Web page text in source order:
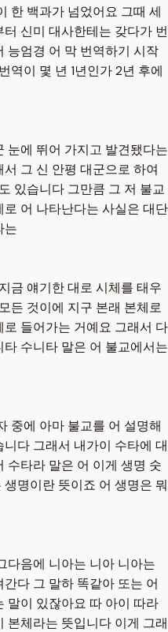
한 백과가 넘었어요 그때 세
신미 대사한테는 갖다가 번
능엄경 어 막 번역하기 시작
역이 몇 년 1년인가 2년 후에
눈에 뛰어 가지고 발견됐다는
그 신 안평 대군으로 하여
있습니다 그만큼 그 저 불교
어 나타난다는 사실은 대단
는
금 얘기한 대로 시체를 태우
든 것이에 지구 본래 본체로
들어가는 거예요 그래서 다
수니타 말은 어 불교에서는
중에 아마 불교를 어 설명해
다 그래서 내가이 수타에 대
수타라 말은 어 이게 생명 숫
명이란 뜻이죠 어 생명은 뭐
다음에 니아는 니아 니아는
다 그 말하 똑같아 또는 어
말이 있잖아요 따 아이 따라
본체라는 뜻입니다 이게 그래